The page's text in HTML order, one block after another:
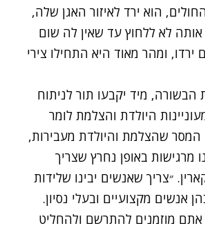
הוא ירד לאיזור האגן שלה,
הדריכו אותה לא ללחוץ עד שאין לה שום
ומהר מאוד היא התחילו צירי
הבשורה, מיד יקבעו תור לניתוח
היולדת והצלמת לומר
המסר שהצלמת והיולדת מעבירות,
מרגישות באופן נחרץ שצריך
״צריך שאנשים יבינו שלידות
אנשים מקצועיים ובעלי נסיון.
אתם מוזמנים להתרשם ולהחליט